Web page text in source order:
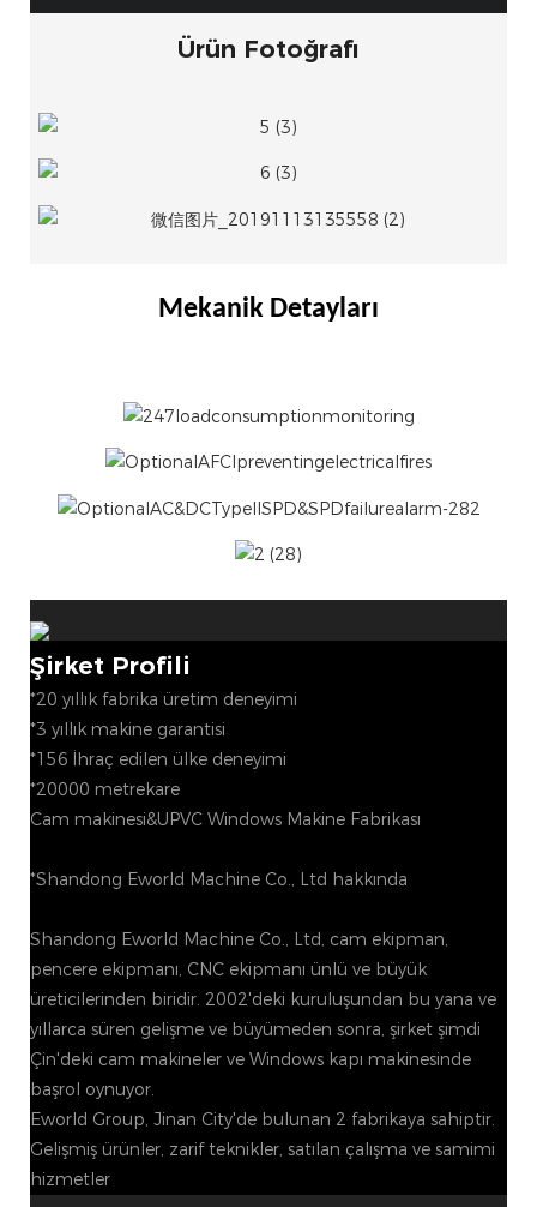
Ürün Fotoğrafı
Mekanik Detayları
Şirket Profili
*20 yıllık fabrika üretim deneyimi
*3 yıllık makine garantisi
*156 İhraç edilen ülke deneyimi
*20000 metrekare
Cam makinesi&UPVC Windows Makine Fabrikası
*Shandong Eworld Machine Co., Ltd hakkında
Shandong Eworld Machine Co., Ltd, cam ekipman,
pencere ekipmanı, CNC ekipmanı ünlü ve büyük
üreticilerinden biridir. 2002'deki kuruluşundan bu yana ve
yıllarca süren gelişme ve büyümeden sonra, şirket şimdi
Çin'deki cam makineler ve Windows kapı makinesinde
başrol oynuyor.
Eworld Group, Jinan City'de bulunan 2 fabrikaya sahiptir.
Gelişmiş ürünler, zarif teknikler, satılan çalışma ve samimi
hizmetler